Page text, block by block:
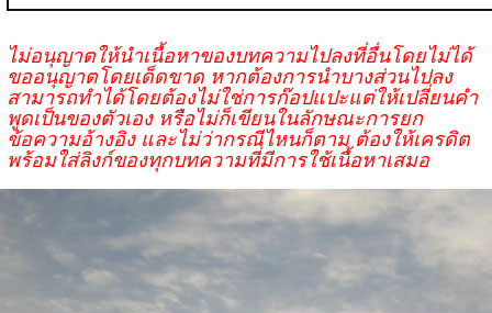
ไม่อนุญาตให้นำเนื้อหาของบทความไปลงที่อื่นโดยไม่ได้
ขออนุญาตโดยเด็ดขาด หากต้องการนำบางส่วนไปลง
สามารถทำได้โดยต้องไม่ใช่การก๊อปแปะแต่ให้เปลี่ยนคำ
พูดเป็นของตัวเอง หรือไม่ก็เขียนในลักษณะการยก
ข้อความอ้างอิง และไม่ว่ากรณีไหนก็ตาม ต้องให้เครดิต
พร้อมใส่ลิงก์ของทุกบทความที่มีการใช้เนื้อหาเสมอ